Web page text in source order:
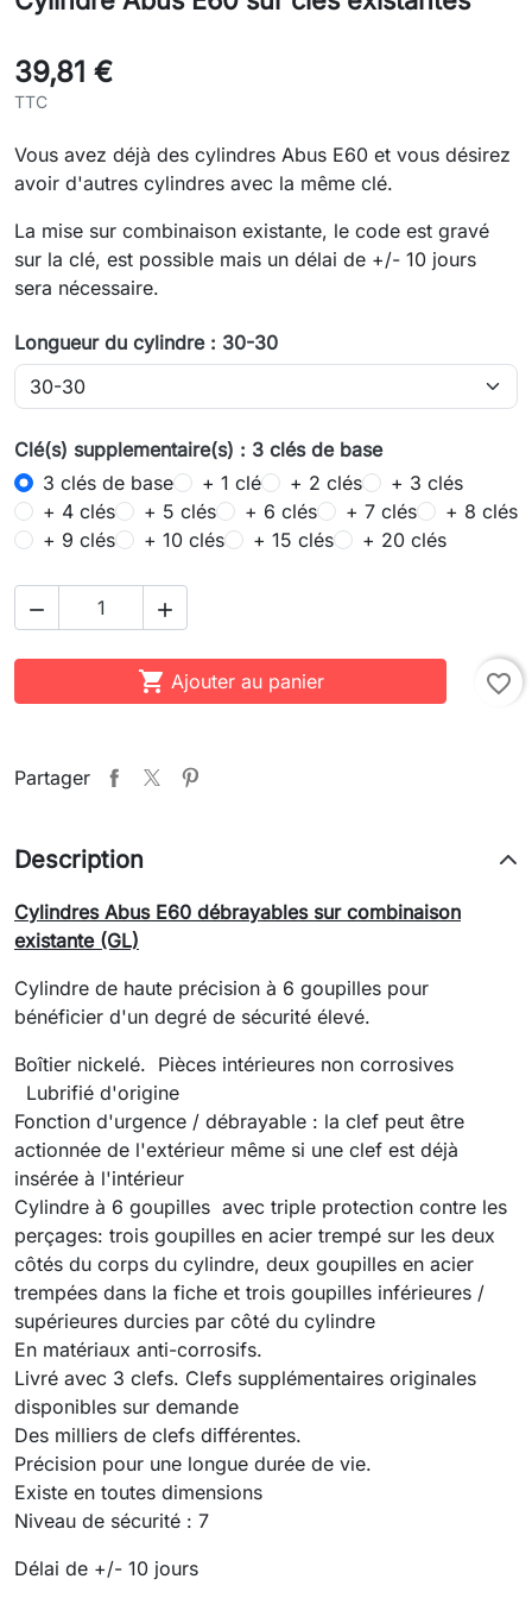
39,81 €
TTC
Vous avez déjà des cylindres Abus E60 et vous désirez
avoir d'autres cylindres avec la même clé.
La mise sur combinaison existante, le code est gravé
sur la clé, est possible mais un délai de +/- 10 jours
sera nécessaire.
Longueur du cylindre : 30-30
Clé(s) supplementaire(s) : 3 clés de base
3 clés de base
+ 1 clé + 2 clés
+ 3 clés
+ 4 clés
+ 5 clés + 6 clés + 7 clés
+ 8 clés
+ 9 clés
+ 10 clés + 15 clés + 20 clés
 
 Ajouter au panier favorite_border
Partager
Description
Cylindres Abus E60 débrayables sur combinaison
existante (GL)
Cylindre de haute précision à 6 goupilles pour
bénéficier d'un degré de sécurité élevé.
Boîtier nickelé. Pièces intérieures non corrosives
Lubrifié d'origine
Fonction d'urgence / débrayable : la clef peut être
actionnée de l'extérieur même si une clef est déjà
insérée à l'intérieur
Cylindre à 6 goupilles avec triple protection contre les
perçages: trois goupilles en acier trempé sur les deux
côtés du corps du cylindre, deux goupilles en acier
trempées dans la fiche et trois goupilles inférieures /
supérieures durcies par côté du cylindre
En matériaux anti-corrosifs.
Livré avec 3 clefs. Clefs supplémentaires originales
disponibles sur demande
Des milliers de clefs différentes.
Précision pour une longue durée de vie.
Existe en toutes dimensions
Niveau de sécurité : 7
Délai de +/- 10 jours